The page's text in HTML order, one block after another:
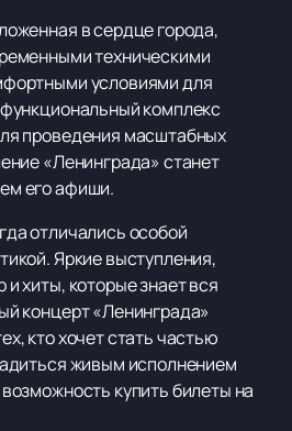
в сердце города,
техническими
условиями для
комплекс
проведения масштабных
«Ленинграда» станет
его афиши.
отличались особой
Яркие выступления,
хиты, которые знает вся
концерт «Ленинграда»
кто хочет стать частью
живым исполнением
купить билеты на